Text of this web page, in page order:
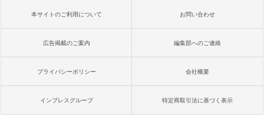
本サイトのご利用について お問い合わせ
広告掲載のご案内 編集部へのご連絡
プライバシーポリシー 会社概要
インプレスグループ 特定商取引法に基づく表示